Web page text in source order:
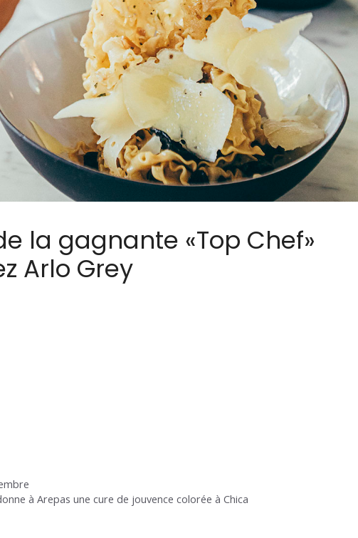
la gagnante «Top Chef»
Arlo Grey
à Arepas une cure de jouvence colorée à Chica